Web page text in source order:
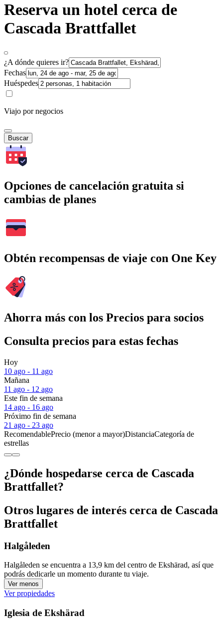
Reserva un hotel cerca de
Cascada Brattfallet
¿A dónde quieres ir?
Fechas
Huéspedes
Viajo por negocios
Buscar
Opciones de cancelación gratuita si
cambias de planes
Obtén recompensas de viaje con One Key
Ahorra más con los Precios para socios
Consulta precios para estas fechas
Hoy
10 ago - 11 ago
Mañana
11 ago - 12 ago
Este fin de semana
14 ago - 16 ago
Próximo fin de semana
21 ago - 23 ago
RecomendablePrecio (menor a mayor)DistanciaCategoría de
estrellas
¿Dónde hospedarse cerca de Cascada
Brattfallet?
Otros lugares de interés cerca de Cascada
Brattfallet
Halgåleden
Halgåleden se encuentra a 13,9 km del centro de Ekshärad, así que
podrás dedicarle un momento durante tu viaje.
Ver menos
Ver propiedades
Iglesia de Ekshärad